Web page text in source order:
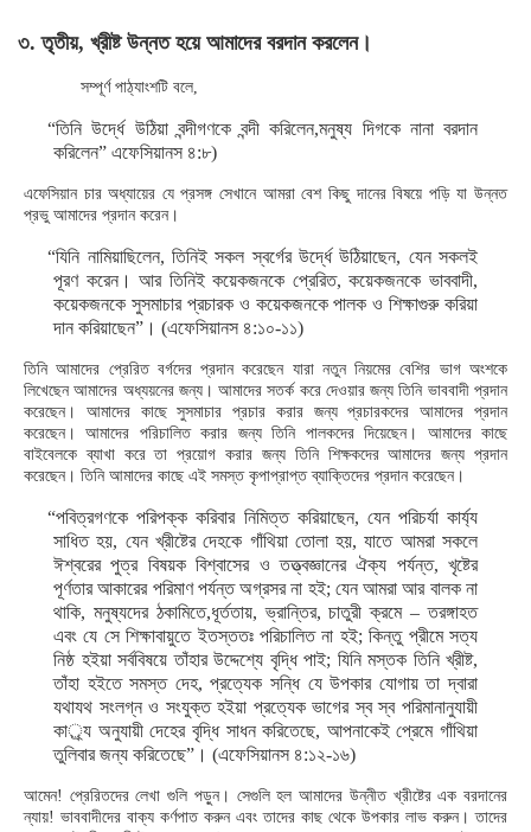
৩. তৃতীয়, খ্রীষ্ট উন্নত হয়ে আমাদের বরদান করলেন।
সম্পূর্ণ পাঠ্যাংশটি বলে,
“তিনি উর্দ্ধে উঠিয়া বন্দীগণকে বন্দী করিলেন,মনুষ্য দিগকে নানা বরদান
করিলেন” এফেসিয়ানস ৪:৮)
এফেসিয়ান চার অধ্যায়ের যে প্রসঙ্গ সেখানে আমরা বেশ কিছু দানের বিষয়ে পড়ি যা উন্নত
প্রভু আমাদের প্রদান করেন।
“যিনি নামিয়াছিলেন, তিনিই সকল স্বর্গের উর্দ্ধে উঠিয়াছেন, যেন সকলই
পূরণ করেন। আর তিনিই কয়েকজনকে প্রেরিত, কয়েকজনকে ভাববাদী,
কয়েকজনকে সুসমাচার প্রচারক ও কয়েকজনকে পালক ও শিক্ষাগুরু করিয়া
দান করিয়াছেন”। (এফেসিয়ানস ৪:১০-১১)
তিনি আমাদের প্রেরিত বর্গদের প্রদান করেছেন যারা নতুন নিয়মের বেশির ভাগ অংশকে
লিখেছেন আমাদের অধ্যয়নের জন্য। আমাদের সতর্ক করে দেওয়ার জন্য তিনি ভাববাদী প্রদান
করেছেন। আমাদের কাছে সুসমাচার প্রচার করার জন্য প্রচারকদের আমাদের প্রদান
করেছেন। আমাদের পরিচালিত করার জন্য তিনি পালকদের দিয়েছেন। আমাদের কাছে
বাইবেলকে ব্যাখা করে তা প্রয়োগ করার জন্য তিনি শিক্ষকদের আমাদের জন্য প্রদান
করেছেন। তিনি আমাদের কাছে এই সমস্ত কৃপাপ্রাপ্ত ব্যাক্তিদের প্রদান করেছেন।
“পবিত্রগণকে পরিপক্ক করিবার নিমিত্ত করিয়াছেন, যেন পরিচর্যা কার্য্য
সাধিত হয়, যেন খ্রীষ্টের দেহকে গাঁথিয়া তোলা হয়, যাতে আমরা সকলে
ঈশ্বরের পুত্র বিষয়ক বিশ্বাসের ও তত্ত্বজ্ঞানের ঐক্য পর্যন্ত, খৃষ্টের
পূর্ণতার আকারের পরিমাণ পর্যন্ত অগ্রসর না হই; যেন আমরা আর বালক না
থাকি, মনুষ্যদের ঠকামিতে,ধূর্ততায়, ভ্রান্তির, চাতুরী ক্রমে – তরঙ্গাহত
এবং যে সে শিক্ষাবায়ুতে ইতস্ততঃ পরিচালিত না হই; কিন্তু প্রীমে সত্য
নিষ্ঠ হইয়া সর্ববিষয়ে তাঁহার উদ্দেশ্যে বৃদ্ধি পাই; যিনি মস্তক তিনি খ্রীষ্ট,
তাঁহা হইতে সমস্ত দেহ, প্রত্যেক সন্ধি যে উপকার যোগায় তা দ্বারা
যথাযথ সংলগ্ন ও সংযুক্ত হইয়া প্রত্যেক ভাগের স্ব স্ব পরিমানানুযায়ী
কার্‍্য অনুযায়ী দেহের বৃদ্ধি সাধন করিতেছে, আপনাকেই প্রেমে গাঁথিয়া
তুলিবার জন্য করিতেছে”। (এফেসিয়ানস ৪:১২-১৬)
আমেন! প্রেরিতদের লেখা গুলি পড়ুন। সেগুলি হল আমাদের উন্নীত খ্রীষ্টের এক বরদানের
ন্যায়! ভাববাদীদের বাক্য কর্ণপাত করুন এবং তাদের কাছ থেকে উপকার লাভ করুন। তাদের